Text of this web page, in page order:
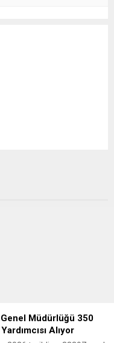
Müdürlüğü 350
Alıyor